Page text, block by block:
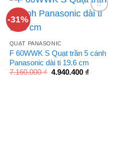
-31%
QUẠT PANASONIC
F 60WWK S Quạt trần 5 cánh
Panasonic dài ti 19.6 cm
7.160.000₫ Giá
4.940.400 ₫